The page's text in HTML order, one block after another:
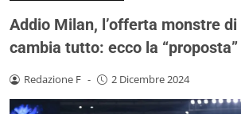
Addio Milan, l’offerta monstre di
cambia tutto: ecco la
Redazione F - 2 Dicembre 2024